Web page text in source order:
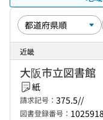
近畿
大阪市立図書館
紙
請求記号： 375.5//
図書登録番号：